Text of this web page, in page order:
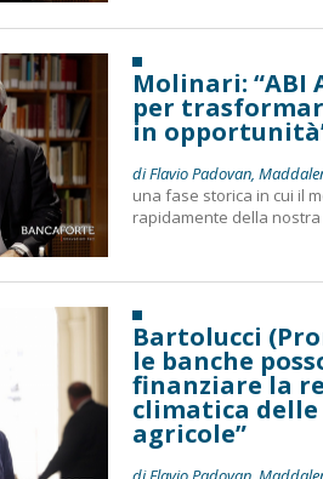
Molinari: “ABI
per
in
di Flavio Padovan,
una fase storica in cui il
rapidamente della nostra
Bartolucci
le banche
finanziare la
climatica delle
agricole”